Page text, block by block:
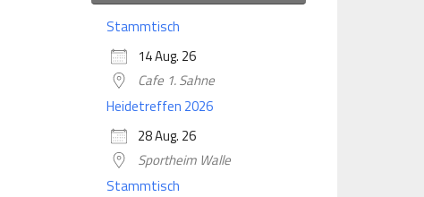
Stammtisch
14 Aug. 26
Cafe 1. Sahne
Heidetreffen 2026
28 Aug. 26
Sportheim Walle
Stammtisch